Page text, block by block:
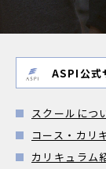
ASPI公式
スクールにつ
コース・カリ
カリキュラム